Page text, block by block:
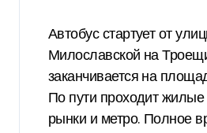
Автобус стартует от
Милославской на
заканчивается на
По пути проходит
рынки и метро. Полное